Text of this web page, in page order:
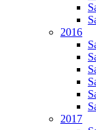
2016
2017